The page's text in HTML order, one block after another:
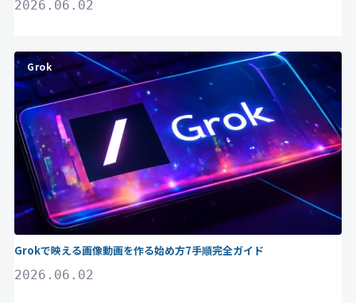
2026.06.02
Grok
Grokで映える画像動画を作る始め方7手順完全ガイド
2026.06.02